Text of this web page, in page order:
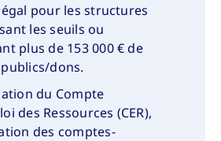
pour les structures
les seuils ou
plus de 153 000 € de
dons.
du Compte
des Ressources (CER),
des comptes-